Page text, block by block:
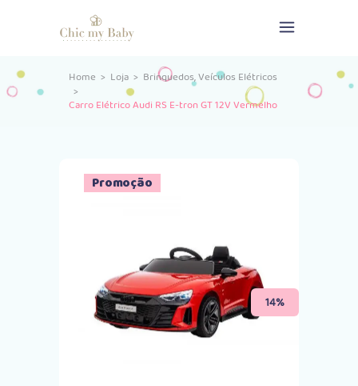
Home > Loja > Brinquedos,Veículos Elétricos
>
Carro Elétrico Audi RS E-tron GT 12V Vermelho
Promoção
14%